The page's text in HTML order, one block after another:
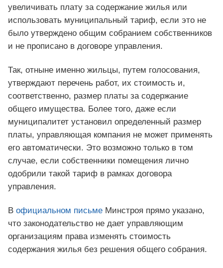
увеличивать плату за содержание жилья или
использовать муниципальный тариф, если это не
было утверждено общим собранием собственников
и не прописано в договоре управления.
Так, отныне именно жильцы, путем голосования,
утверждают перечень работ, их стоимость и,
соответственно, размер платы за содержание
общего имущества. Более того, даже если
муниципалитет установил определенный размер
платы, управляющая компания не может применять
его автоматически. Это возможно только в том
случае, если собственники помещения лично
одобрили такой тариф в рамках договора
управления.
В официальном письме Минстроя прямо указано,
что законодательство не дает управляющим
организациям права изменять стоимость
содержания жилья без решения общего собрания.